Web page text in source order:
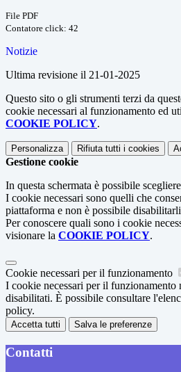
File PDF
Contatore click: 42
Notizie
Ultima revisione il 21-01-2025
Questo sito o gli strumenti terzi da
cookie necessari al funzionamento ed
COOKIE POLICY.
Personalizza Rifiuta tutti i cookies
Gestione cookie
In questa schermata è possibile
I cookie necessari sono quelli che
piattaforma e non è possibile
Per conoscere quali sono i cookie
visionare la COOKIE POLICY.
Cookie necessari per il funzionamento
I cookie necessari per il funzionamento
disabilitati. È possibile consultare
policy.
Accetta tutti Salva le preferenze
Contatti